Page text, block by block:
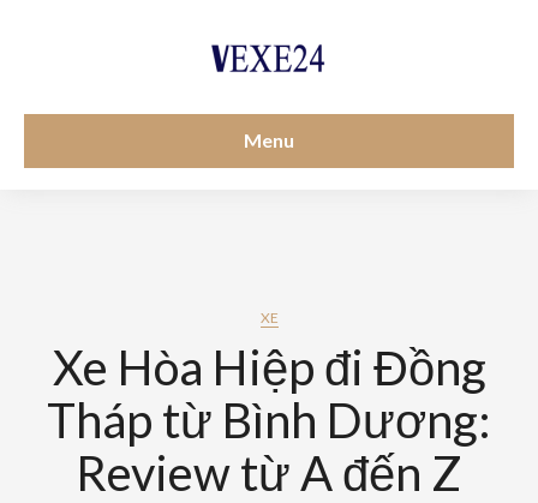
Menu
XE
Xe Hòa Hiệp đi Đồng
Tháp từ Bình Dương:
Review từ A đến Z